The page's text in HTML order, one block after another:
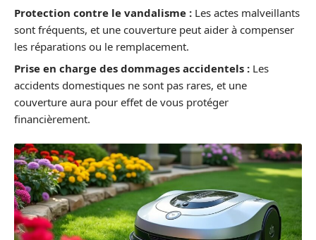
Protection contre le vandalisme : Les actes malveillants
sont fréquents, et une couverture peut aider à compenser
les réparations ou le remplacement.
Prise en charge des dommages accidentels : Les
accidents domestiques ne sont pas rares, et une
couverture aura pour effet de vous protéger
financièrement.